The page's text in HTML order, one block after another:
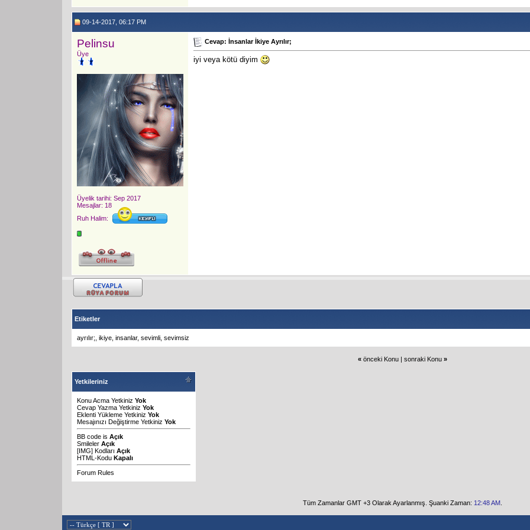
09-14-2017, 06:17 PM
Pelinsu
Üye
Üyelik tarihi: Sep 2017
Mesajlar: 18
Ruh Halim:
Cevap: İnsanlar İkiye Ayrılır;
iyi veya kötü diyim
Etiketler
ayrılır; ikiye insanlar, sevimli sevimsiz
« önceki Konu| sonraki Konu »
Yetkileriniz
Konu Acma Yetkiniz Yok
Cevap Yazma Yetkiniz Yok
Eklenti Yükleme Yetkiniz Yok
Mesajınızı Değiştirme Yetkiniz Yok
BB code is Açık
Smileler Açık
[IMG] Kodları Açık
HTML-Kodu Kapalı
Forum Rules
Tüm Zamanlar GMT +3 Olarak Ayarlanmış. Şuanki Zaman: 12:48 AM.